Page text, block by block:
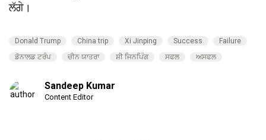
ਲੱਗੇ।
Donald Trump China trip Xi Jinping Success
Failure
ਡੋਨਾਲਡ ਟਰੰਪ
ਚੀਨ ਯਾਤਰਾ ਸ਼ੀ ਜਿਨਪਿੰਗ ਸਫਲ ਅਸਫਲ
Sandeep Kumar
Content Editor